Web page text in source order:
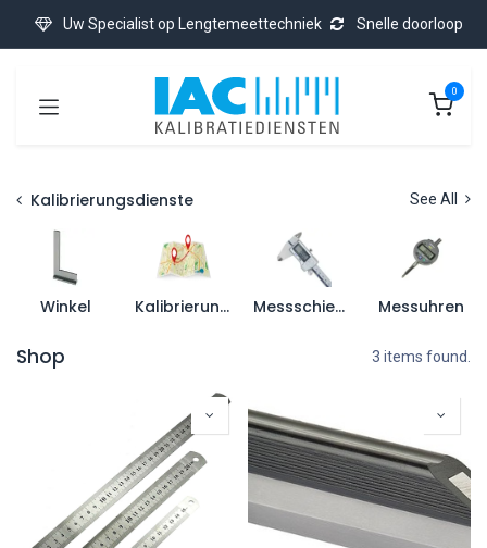
Uw Specialist op Lengtemeettechniek Snelle doorloop
0
Kalibrierungsdienste See All
Winkel Kalibrierung vor Ort Messschieber Messuhren
Shop 3 items found.